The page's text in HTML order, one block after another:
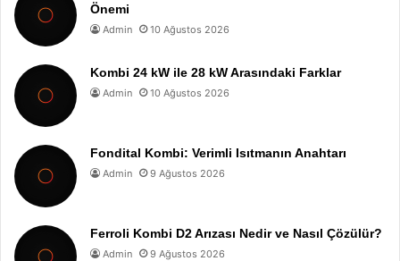
Önemi
Admin 10 Ağustos 2026
Kombi 24 kW ile 28 kW Arasındaki Farklar
Admin 10 Ağustos 2026
Fondital Kombi: Verimli Isıtmanın Anahtarı
Admin 9 Ağustos 2026
Ferroli Kombi D2 Arızası Nedir ve Nasıl Çözülür?
Admin 9 Ağustos 2026